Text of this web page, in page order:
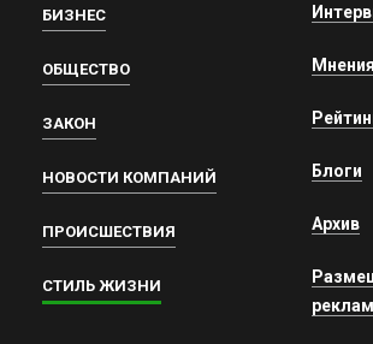
БИЗНЕС
ОБЩЕСТВО
ЗАКОН
НОВОСТИ КОМПАНИЙ
ПРОИСШЕСТВИЯ
СТИЛЬ ЖИЗНИ
Мнения
Блоги
Архив